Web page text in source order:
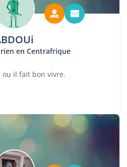
en Centrafrique
ou il fait bon vivre.